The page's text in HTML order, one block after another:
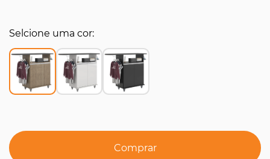
Selcione uma cor
Comprar